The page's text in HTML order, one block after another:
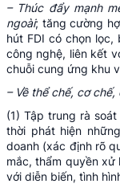
– Thúc đẩy mạnh
ngoài; tăng cường
hút FDI có chọn lọc,
công nghệ, liên kết
chuỗi cung ứng khu
– Về thể chế, cơ
(1) Tập trung rà
thời phát hiện
doanh (xác định rõ
mắc, thẩm quyền xử
với diễn biến, tình